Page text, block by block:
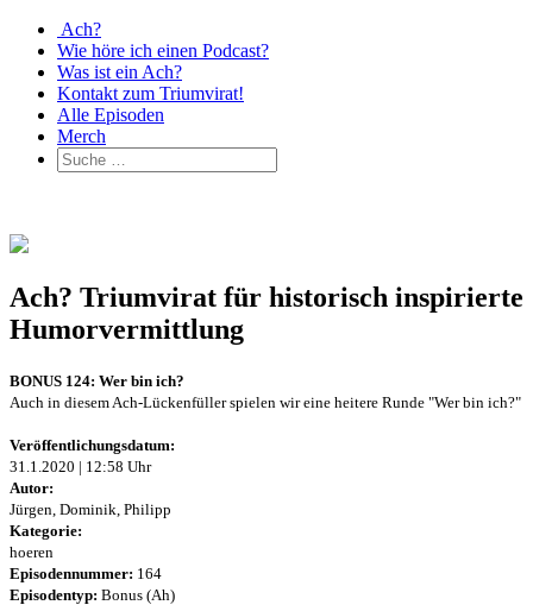
Ach?
Wie höre ich einen Podcast?
Was ist ein Ach?
Kontakt zum Triumvirat!
Alle Episoden
Merch
Ach? Triumvirat für historisch inspirierte
Humorvermittlung
BONUS 124: Wer bin ich?
Auch in diesem Ach-Lückenfüller spielen wir eine heitere Runde "Wer bin ich?"
Veröffentlichungsdatum:
31.1.2020 | 12:58 Uhr
Autor:
Jürgen, Dominik, Philipp
Kategorie:
hoeren
Episodennummer: 164
Episodentyp: Bonus (Ah)